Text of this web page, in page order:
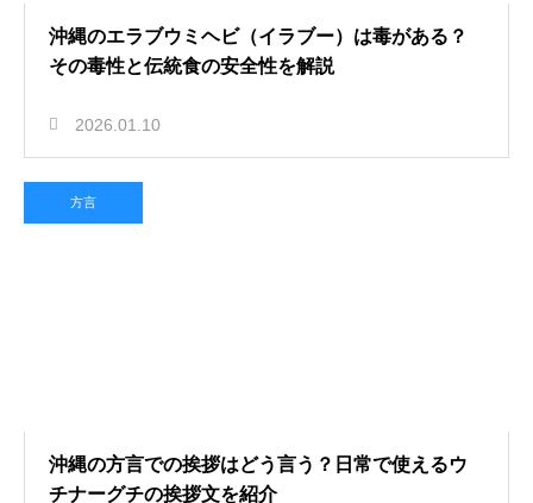
沖縄のエラブウミヘビ（イラブー）は毒がある？
その毒性と伝統食の安全性を解説
2026.01.10
方言
沖縄の方言での挨拶はどう言う？日常で使えるウ
チナーグチの挨拶文を紹介